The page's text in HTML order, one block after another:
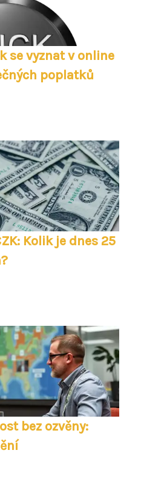
se vyznat v online
poplatků
Kolik je dnes 25
bez ozvěny: